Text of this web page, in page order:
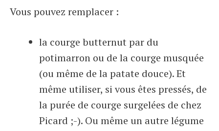
Vous pouvez remplacer :
la courge butternut par du
potimarron ou de la courge musquée
(ou même de la patate douce). Et
même utiliser, si vous êtes pressés, de
la purée de courge surgelées de chez
Picard ;-). Ou même un autre légume